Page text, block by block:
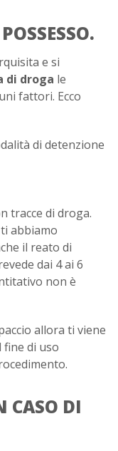
e si
di droga le
fattori. Ecco
di detenzione
tracce di droga.
abbiamo
il reato di
dai 4 ai 6
non è
allora ti viene
di uso
CASO DI